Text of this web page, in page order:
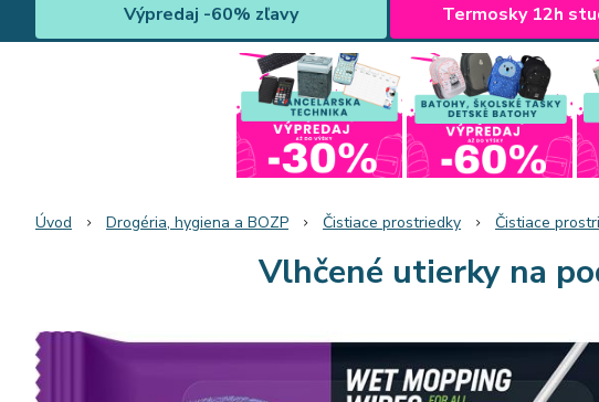
Výpredaj -60% zľavy Termosky 12h
Úvod Drogéria, hygiena a BOZP Čistiace prostriedky Čistiace
Vlhčené utierky na